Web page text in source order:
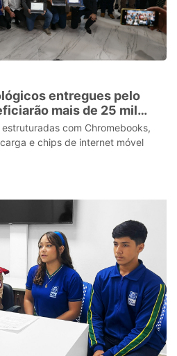
entregues pelo
mais de 25 mil
municipaiscom Chromebooks,
e chips de internet móvel